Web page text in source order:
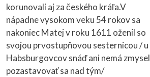
korunovali aj za českého kráľa.V
nápadne vysokom veku 54 rokov sa
nakoniec Matej v roku 1611 oženil so
svojou prvostupňovou sesternicou / u
Habsburgovcov snáď ani nemá zmysel
pozastavovať sa nad tým/